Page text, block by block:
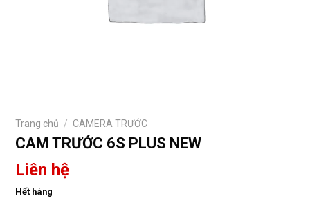
Trang chủ / CAMERA TRƯỚC
CAM TRƯỚC 6S PLUS NEW
Liên hệ
Hết hàng